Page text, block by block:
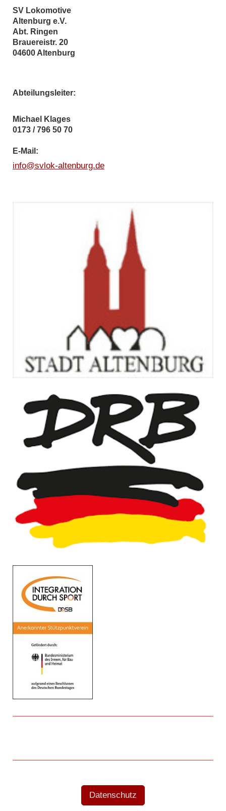
SV Lokomotive
Altenburg e.V.
Abt. Ringen
Brauereistr. 20
04600 Altenburg
Abteilungsleiter:
Michael Klages
0173 / 796 50 70
E-Mail:
info@svlok-altenburg.de
Datenschutz